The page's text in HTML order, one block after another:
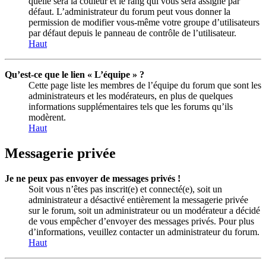
défaut. L’administrateur du forum peut vous donner la
permission de modifier vous-même votre groupe d’utilisateurs
par défaut depuis le panneau de contrôle de l’utilisateur.
Haut
Qu’est-ce que le lien « L’équipe » ?
Cette page liste les membres de l’équipe du forum que sont les
administrateurs et les modérateurs, en plus de quelques
informations supplémentaires tels que les forums qu’ils
modèrent.
Haut
Messagerie privée
Je ne peux pas envoyer de messages privés !
Soit vous n’êtes pas inscrit(e) et connecté(e), soit un
administrateur a désactivé entièrement la messagerie privée
sur le forum, soit un administrateur ou un modérateur a décidé
de vous empêcher d’envoyer des messages privés. Pour plus
d’informations, veuillez contacter un administrateur du forum.
Haut